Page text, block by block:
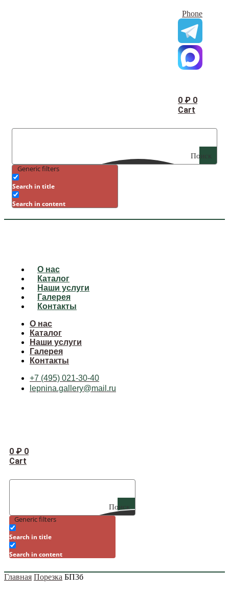
Phone
0 ₽ 0
Cart
Поиск
Generic filters
Search in title
Search in content
О нас
Каталог
Наши услуги
Галерея
Контакты
О нас
Каталог
Наши услуги
Галерея
Контакты
+7 (495) 021-30-40
lepnina.gallery@mail.ru
0 ₽ 0
Cart
Поиск
Generic filters
Search in title
Search in content
Главная Порезка БП3б